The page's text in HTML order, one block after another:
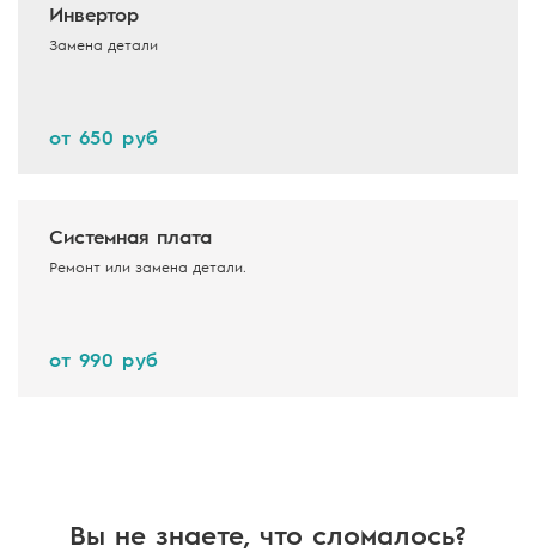
Инвертор
Замена детали
от 650 руб
Системная плата
Ремонт или замена детали.
от 990 руб
Вы не знаете, что сломалось?